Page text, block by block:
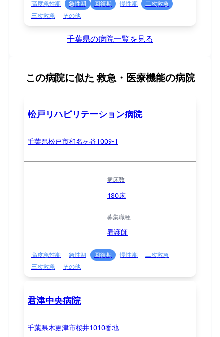
高度急性期 急性期 回復期 慢性期
二次救急
三次救急
その他
千葉県の病院一覧を見る
この病院に似た 救急・医療機能の病院
松戸リハビリテーション病院
千葉県松戸市和名ヶ谷1009-1
病床数
180床
募集職種
看護師
高度急性期 急性期 回復期 慢性期
二次救急
三次救急
その他
君津中央病院
千葉県木更津市桜井1010番地